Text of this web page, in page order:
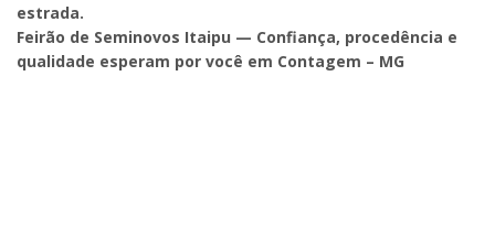
estrada.
Feirão de Seminovos Itaipu — Confiança, procedência e
qualidade esperam por você em Contagem – MG